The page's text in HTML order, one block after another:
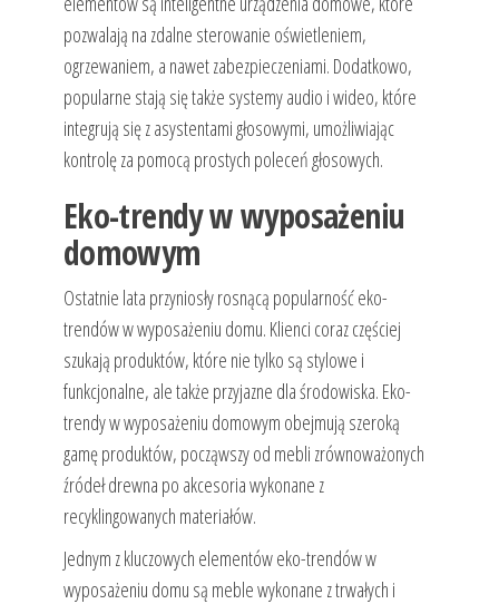
pozwalają na zdalne sterowanie oświetleniem,
ogrzewaniem, a nawet zabezpieczeniami. Dodatkowo,
popularne stają się także systemy audio i wideo, które
integrują się z asystentami głosowymi, umożliwiając
kontrolę za pomocą prostych poleceń głosowych.
Eko-trendy w wyposażeniu
domowym
Ostatnie lata przyniosły rosnącą popularność eko-
trendów w wyposażeniu domu. Klienci coraz częściej
szukają produktów, które nie tylko są stylowe i
funkcjonalne, ale także przyjazne dla środowiska. Eko-
trendy w wyposażeniu domowym obejmują szeroką
gamę produktów, począwszy od mebli zrównoważonych
źródeł drewna po akcesoria wykonane z
recyklingowanych materiałów.
Jednym z kluczowych elementów eko-trendów w
wyposażeniu domu są meble wykonane z trwałych i